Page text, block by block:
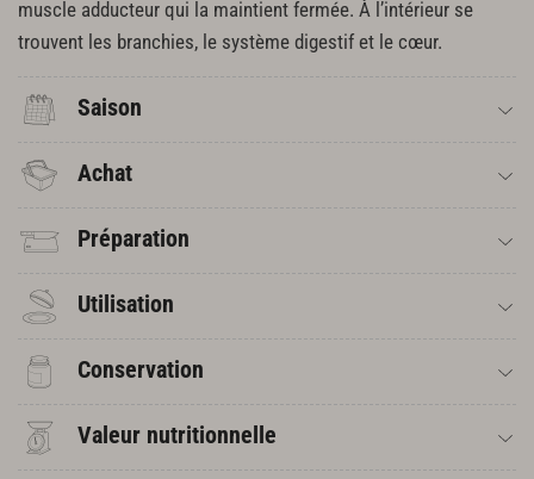
muscle adducteur qui la maintient fermée. À l’intérieur se
trouvent les branchies, le système digestif et le cœur.
Saison
Achat
Préparation
Utilisation
Conservation
Valeur nutritionnelle